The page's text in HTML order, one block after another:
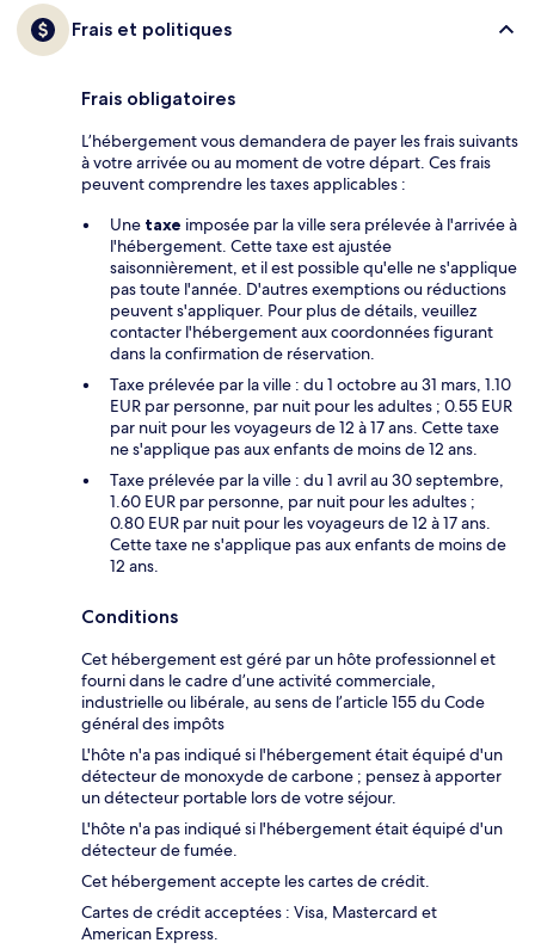
Frais et politiques
Frais obligatoires
L’hébergement vous demandera de payer les frais suivants
à votre arrivée ou au moment de votre départ. Ces frais
peuvent comprendre les taxes applicables :
Une taxe imposée par la ville sera prélevée à l'arrivée à
l'hébergement. Cette taxe est ajustée
saisonnièrement, et il est possible qu'elle ne s'applique
pas toute l'année. D'autres exemptions ou réductions
peuvent s'appliquer. Pour plus de détails, veuillez
contacter l'hébergement aux coordonnées figurant
dans la confirmation de réservation.
Taxe prélevée par la ville : du 1 octobre au 31 mars, 1.10
EUR par personne, par nuit pour les adultes ; 0.55 EUR
par nuit pour les voyageurs de 12 à 17 ans. Cette taxe
ne s'applique pas aux enfants de moins de 12 ans.
Taxe prélevée par la ville : du 1 avril au 30 septembre,
1.60 EUR par personne, par nuit pour les adultes ;
0.80 EUR par nuit pour les voyageurs de 12 à 17 ans.
Cette taxe ne s'applique pas aux enfants de moins de
12 ans.
Conditions
Cet hébergement est géré par un hôte professionnel et
fourni dans le cadre d’une activité commerciale,
industrielle ou libérale, au sens de l’article 155 du Code
général des impôts
L'hôte n'a pas indiqué si l'hébergement était équipé d'un
détecteur de monoxyde de carbone ; pensez à apporter
un détecteur portable lors de votre séjour.
L'hôte n'a pas indiqué si l'hébergement était équipé d'un
détecteur de fumée.
Cet hébergement accepte les cartes de crédit.
Cartes de crédit acceptées : Visa, Mastercard et
American Express.